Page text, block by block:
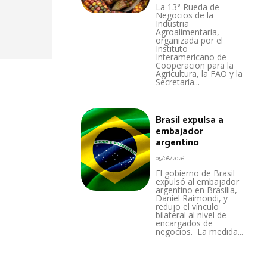
La 13° Rueda de
Negocios de la
Industria
Agroalimentaria,
organizada por el
Instituto
Interamericano de
Cooperacion para la
Agricultura, la FAO y la
Secretaría...
Brasil expulsa a
embajador
argentino
05/08/2026
El gobierno de Brasil
expulsó al embajador
argentino en Brasilia,
Daniel Raimondi, y
redujo el vínculo
bilateral al nivel de
encargados de
negocios. La medida...